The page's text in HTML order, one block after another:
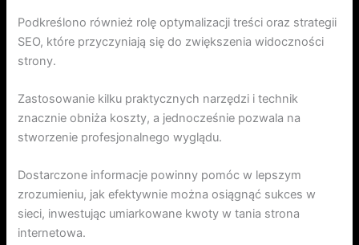
Podkreślono również rolę optymalizacji treści oraz strategii
SEO, które przyczyniają się do zwiększenia widoczności
strony.
Zastosowanie kilku praktycznych narzędzi i technik
znacznie obniża koszty, a jednocześnie pozwala na
stworzenie profesjonalnego wyglądu.
Dostarczone informacje powinny pomóc w lepszym
zrozumieniu, jak efektywnie można osiągnąć sukces w
sieci, inwestując umiarkowane kwoty w tania strona
internetowa.